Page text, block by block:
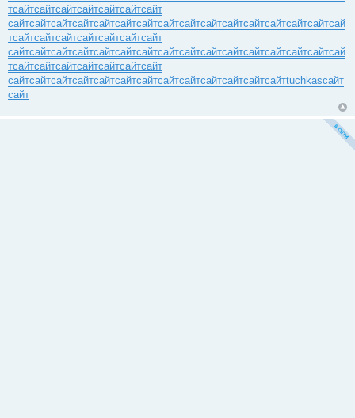
тсайтсайтсайтсайтсайтсайтсайт
сайтсайтсайтсайтсайтсайтсайтсайтсайтсайтсайтсайтсайтсайтсайтсай
тсайтсайтсайтсайтсайтсайтсайт
сайтсайтсайтсайтсайтсайтсайтсайтсайтсайтсайтсайтсайтсайтсайтсай
тсайтсайтсайтсайтсайтсайтсайт
сайтсайтсайтсайтсайтсайтсайтсайтсайтсайтсайтсайтсайтtuchkasсайт
сайт